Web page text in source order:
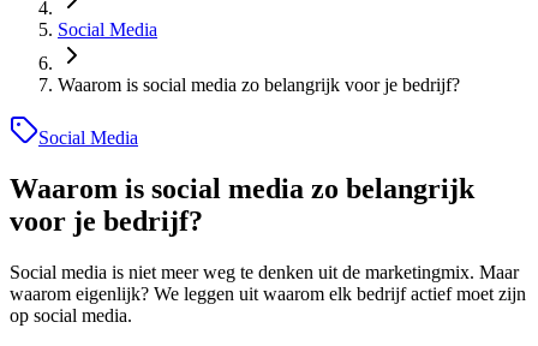
Social Media
Waarom is social media zo belangrijk voor je bedrijf?
Social Media
Waarom is social media zo belangrijk
voor je bedrijf?
Social media is niet meer weg te denken uit de marketingmix. Maar
waarom eigenlijk? We leggen uit waarom elk bedrijf actief moet zijn
op social media.